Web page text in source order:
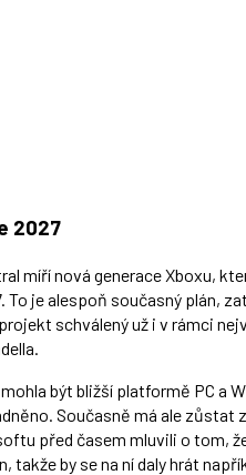
2027
míří nová generace Xboxu,
To je alespoň současný plán,
schválený už i v rámci
být bližší platformě PC a
Současně má ale
před časem mluvili o tom,
takže by se na ní daly hrát